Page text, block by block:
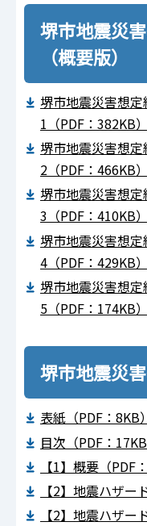
堺市地震災
（概要版）
堺市地震災害想
1（PDF：382KB）
堺市地震災害想
2（PDF：466KB）
堺市地震災害想
3（PDF：410KB）
堺市地震災害想
4（PDF：429KB）
堺市地震災害想
5（PDF：174KB）
堺市地震災
表紙（PDF：8KB）
目次（PDF：17KB
【1】概要（PDF
【2】地震ハザー
【2】地震ハザー